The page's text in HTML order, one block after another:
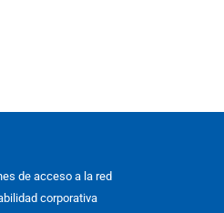
de acceso a la red
corporativa